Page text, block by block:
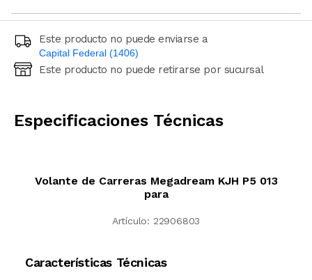
Este producto no puede enviarse a
Capital Federal (1406)
Ingresá código postal (sólo números)
Este producto no puede retirarse por sucursal
Especificaciones Técnicas
Volante de Carreras Megadream KJH P5 013
para
Artículo: 22906803
Características Técnicas